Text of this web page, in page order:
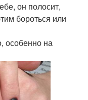
он полосит,
бороться или
особенно на